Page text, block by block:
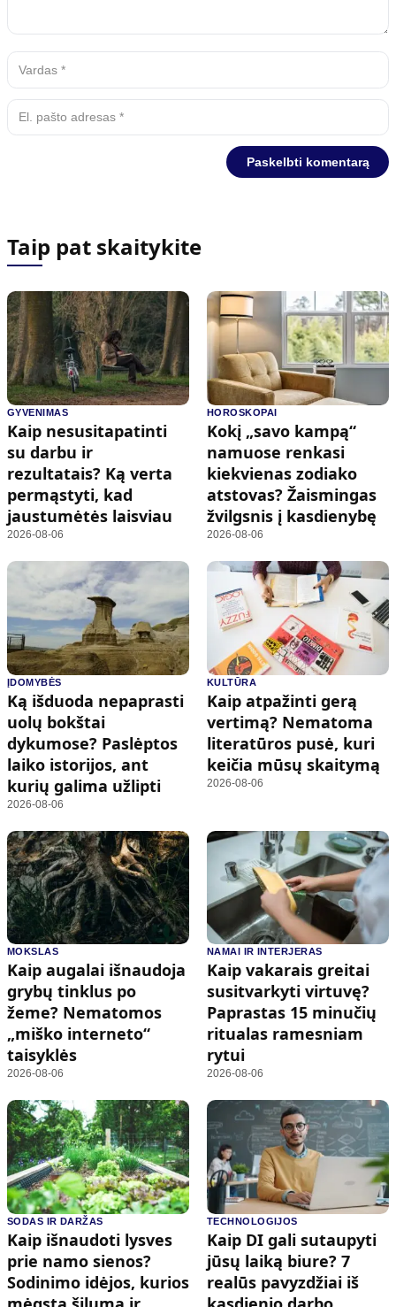
Taip pat skaitykite
GYVENIMAS
Kaip nesusitapatinti
su darbu ir
rezultatais? Ką verta
permąstyti, kad
jaustumėtės laisviau
2026-08-06
HOROSKOPAI
Kokį „savo kampą“
namuose renkasi
kiekvienas zodiako
atstovas? Žaismingas
žvilgsnis į kasdienybę
2026-08-06
ĮDOMYBĖS
Ką išduoda nepaprasti
uolų bokštai
dykumose? Paslėptos
laiko istorijos, ant
kurių galima užlipti
2026-08-06
KULTŪRA
Kaip atpažinti gerą
vertimą? Nematoma
literatūros pusė, kuri
keičia mūsų skaitymą
2026-08-06
MOKSLAS
Kaip augalai išnaudoja
grybų tinklus po
žeme? Nematomos
„miško interneto“
taisyklės
2026-08-06
NAMAI IR INTERJERAS
Kaip vakarais greitai
susitvarkyti virtuvę?
Paprastas 15 minučių
ritualas ramesniam
rytui
2026-08-06
SODAS IR DARŽAS
Kaip išnaudoti lysves
prie namo sienos?
Sodinimo idėjos, kurios
TECHNOLOGIJOS
Kaip DI gali sutaupyti
jūsų laiką biure? 7
realūs pavyzdžiai iš